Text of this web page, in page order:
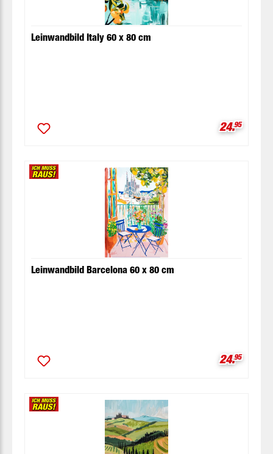
Leinwandbild Italy 60 x 80 cm
24.95
Leinwandbild Barcelona 60 x 80 cm
24.95